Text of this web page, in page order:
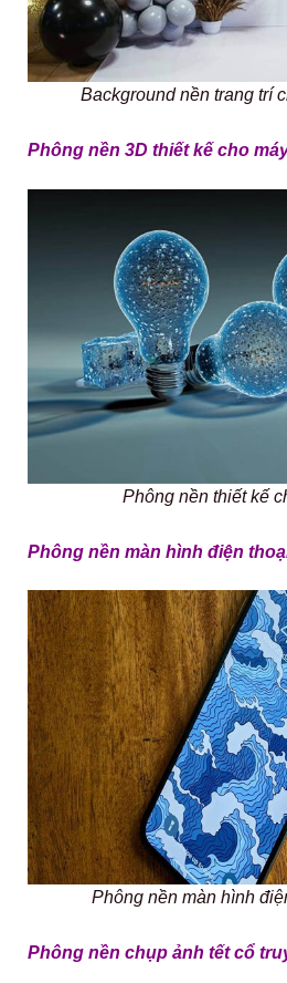
Background nền trang trí
Phông nền 3D thiết kế cho
Phông nền thiết kế
Phông nền màn hình điện
Phông nền màn hình
Phông nền chụp ảnh tết cổ